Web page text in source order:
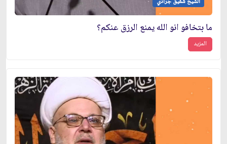
ما بتخافو انو الله يمنع الرزق عنكم؟
المزيد